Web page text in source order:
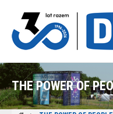
THE POWER OF